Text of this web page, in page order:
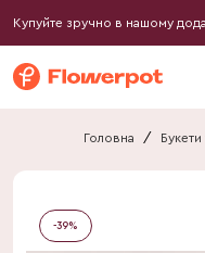
Купуйте зручно в нашому
Головна /
-39%